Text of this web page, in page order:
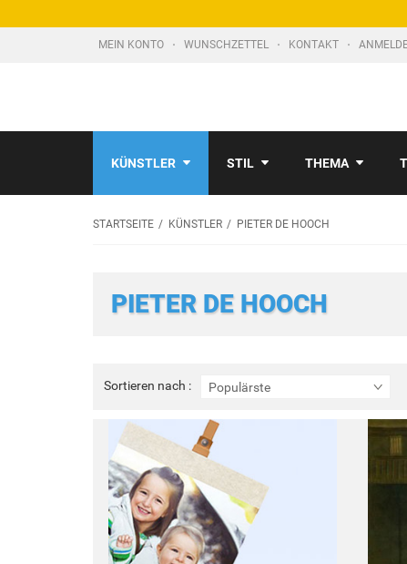
MEIN KONTO WUNSCHZETTEL KONTAKT
KÜNSTLER STIL THEMA
STARTSEITE KÜNSTLER PIETER DE HOOCH
PIETER DE HOOCH
Sortieren nach : Populärste
Sortieren
nach